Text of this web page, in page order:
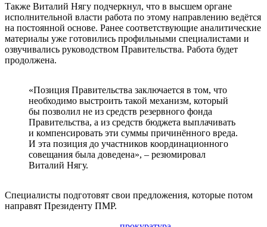
Также Виталий Нягу подчеркнул, что в высшем органе
исполнительной власти работа по этому направлению ведётся
на постоянной основе. Ранее соответствующие аналитические
материалы уже готовились профильными специалистами и
озвучивались руководством Правительства. Работа будет
продолжена.
«Позиция Правительства заключается в том, что
необходимо выстроить такой механизм, который
бы позволил не из средств резервного фонда
Правительства, а из средств бюджета выплачивать
и компенсировать эти суммы причинённого вреда.
И эта позиция до участников координационного
совещания была доведена», – резюмировал
Виталий Нягу.
Специалисты подготовят свои предложения, которые потом
направят Президенту ПМР.